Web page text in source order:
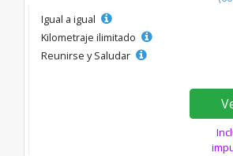
Igual a igual
Kilometraje ilimitado
Reunirse y Saludar